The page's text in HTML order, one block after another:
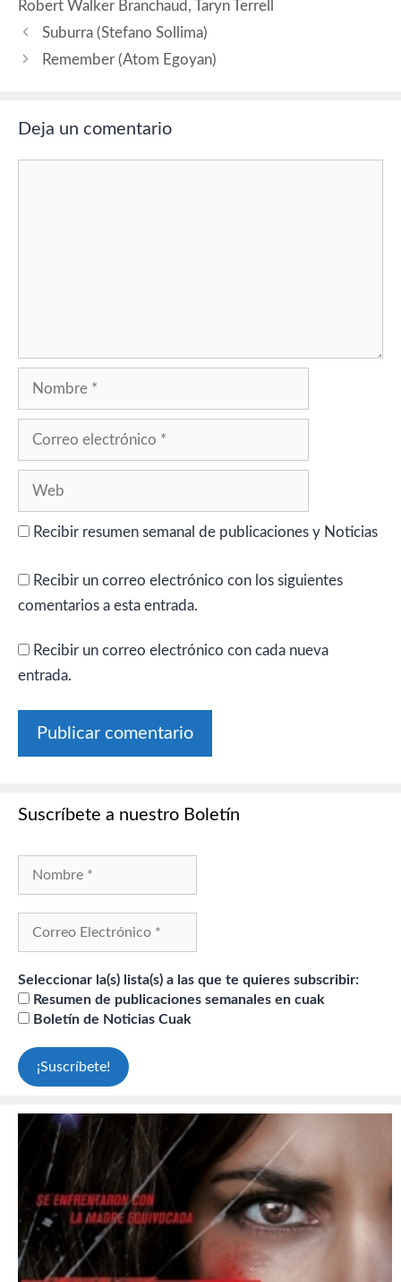
Robert Walker Branchaud , Taryn Terrell
Suburra (Stefano Sollima)
Remember (Atom Egoyan)
Deja un comentario
Recibir resumen semanal de publicaciones y Noticias
Recibir un correo electrónico con los siguientes
comentarios a esta entrada.
Recibir un correo electrónico con cada nueva
entrada.
Suscríbete a nuestro Boletín
Seleccionar la(s) lista(s) a las que te quieres subscribir:
Resumen de publicaciones semanales en cuak
Boletín de Noticias Cuak